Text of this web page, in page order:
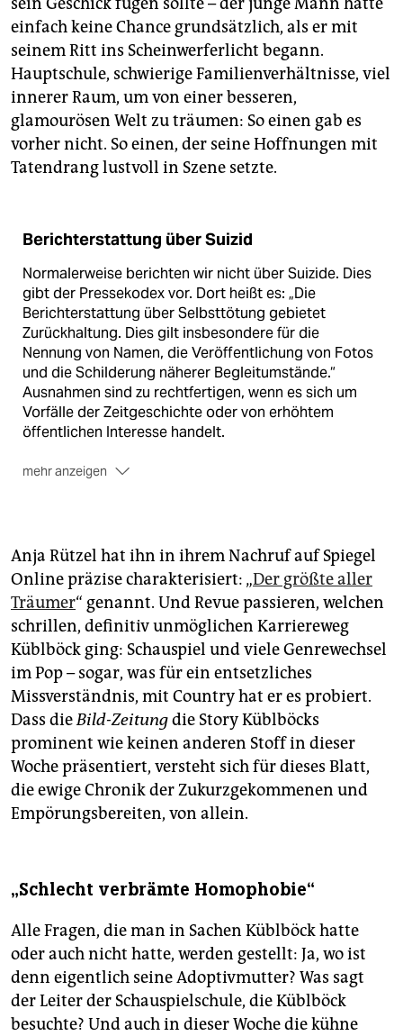
einfach keine Chance grundsätzlich, als er mit
seinem Ritt ins Scheinwerferlicht begann.
Hauptschule, schwierige Familienverhältnisse, viel
innerer Raum, um von einer besseren,
glamourösen Welt zu träumen: So einen gab es
vorher nicht. So einen, der seine Hoffnungen mit
Tatendrang lustvoll in Szene setzte.
Berichterstattung über Suizid
Normalerweise berichten wir nicht über Suizide. Dies
gibt der Pressekodex vor. Dort heißt es: „Die
Berichterstattung über Selbsttötung gebietet
Zurückhaltung. Dies gilt insbesondere für die
Nennung von Namen, die Veröffentlichung von Fotos
und die Schilderung näherer Begleitumstände.“
Ausnahmen sind zu rechtfertigen, wenn es sich um
Vorfälle der Zeitgeschichte oder von erhöhtem
öffentlichen Interesse handelt.
mehr anzeigen
Sollten Sie von Suizidgedanken betroffen sein, so
wenden Sie sich bitte an professionelle Helferinnen
und Helfer. Diese finden Sie jederzeit bei der
Telefonseelsorge: 0800/111 0 111 oder 0800/111 0
222 oder auch unterwww.telefonseelsorge.de.
Anja Rützel hat ihn in ihrem Nachruf auf Spiegel
Online präzise charakterisiert: „Der größte aller
Träumer“ genannt. Und Revue passieren, welchen
schrillen, definitiv unmöglichen Karriereweg
Küblböck ging: Schauspiel und viele Genrewechsel
im Pop – sogar, was für ein entsetzliches
Missverständnis, mit Country hat er es probiert.
Dass dieBild-Zeitungdie Story Küblböcks
prominent wie keinen anderen Stoff in dieser
Woche präsentiert, versteht sich für dieses Blatt,
die ewige Chronik der Zukurzgekommenen und
Empörungsbereiten, von allein.
„Schlecht verbrämte Homophobie“
Alle Fragen, die man in Sachen Küblböck hatte
oder auch nicht hatte, werden gestellt: Ja, wo ist
denn eigentlich seine Adoptivmutter? Was sagt
der Leiter der Schauspielschule, die Küblböck
besuchte? Und auch in dieser Woche die kühne